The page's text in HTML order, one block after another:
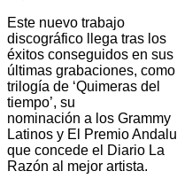
Este nuevo trabajo
discográfico llega tras los
éxitos conseguidos en sus
últimas grabaciones, como
trilogía de ‘Quimeras del
tiempo’, su
nominación a los Grammy
Latinos y El Premio
que concede el Diario La
Razón al mejor artista.